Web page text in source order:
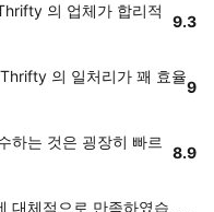
의 업체가 합리적
9.3
의 일처리가 꽤 효율
9
하는 것은 굉장히 빠르
8.9
대체적으로 만족하였습